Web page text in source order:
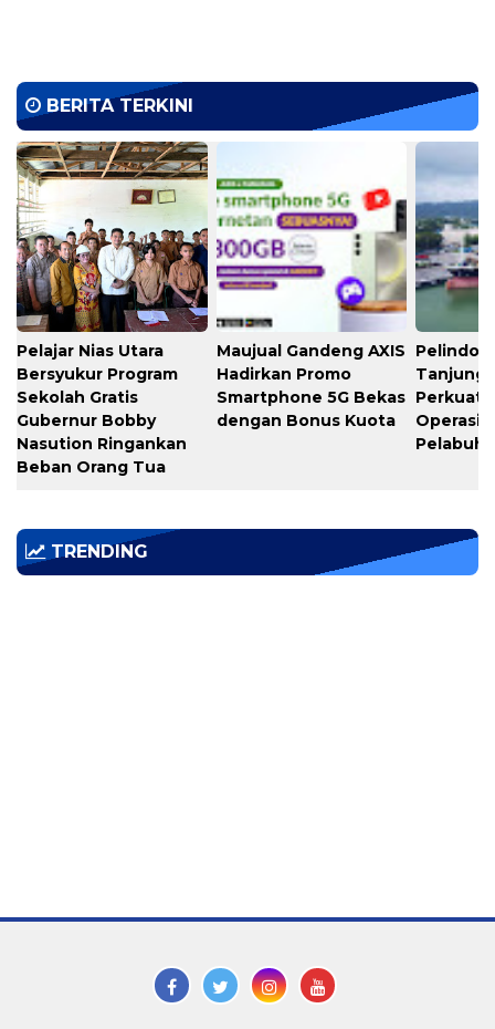
BERITA TERKINI
Pelajar Nias Utara
Bersyukur Program
Sekolah Gratis
Gubernur Bobby
Nasution Ringankan
Beban Orang Tua
Maujual Gandeng AXIS
Hadirkan Promo
Smartphone 5G Bekas
dengan Bonus Kuota
Pelindo
Tanjung
Perkuat
TRENDING